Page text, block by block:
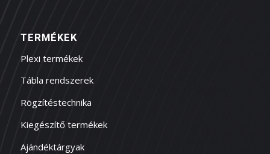
TERMÉKEK
Plexi termékek
Tábla rendszerek
Rögzítéstechnika
Kiegészítő termékek
Ajándéktárgyak